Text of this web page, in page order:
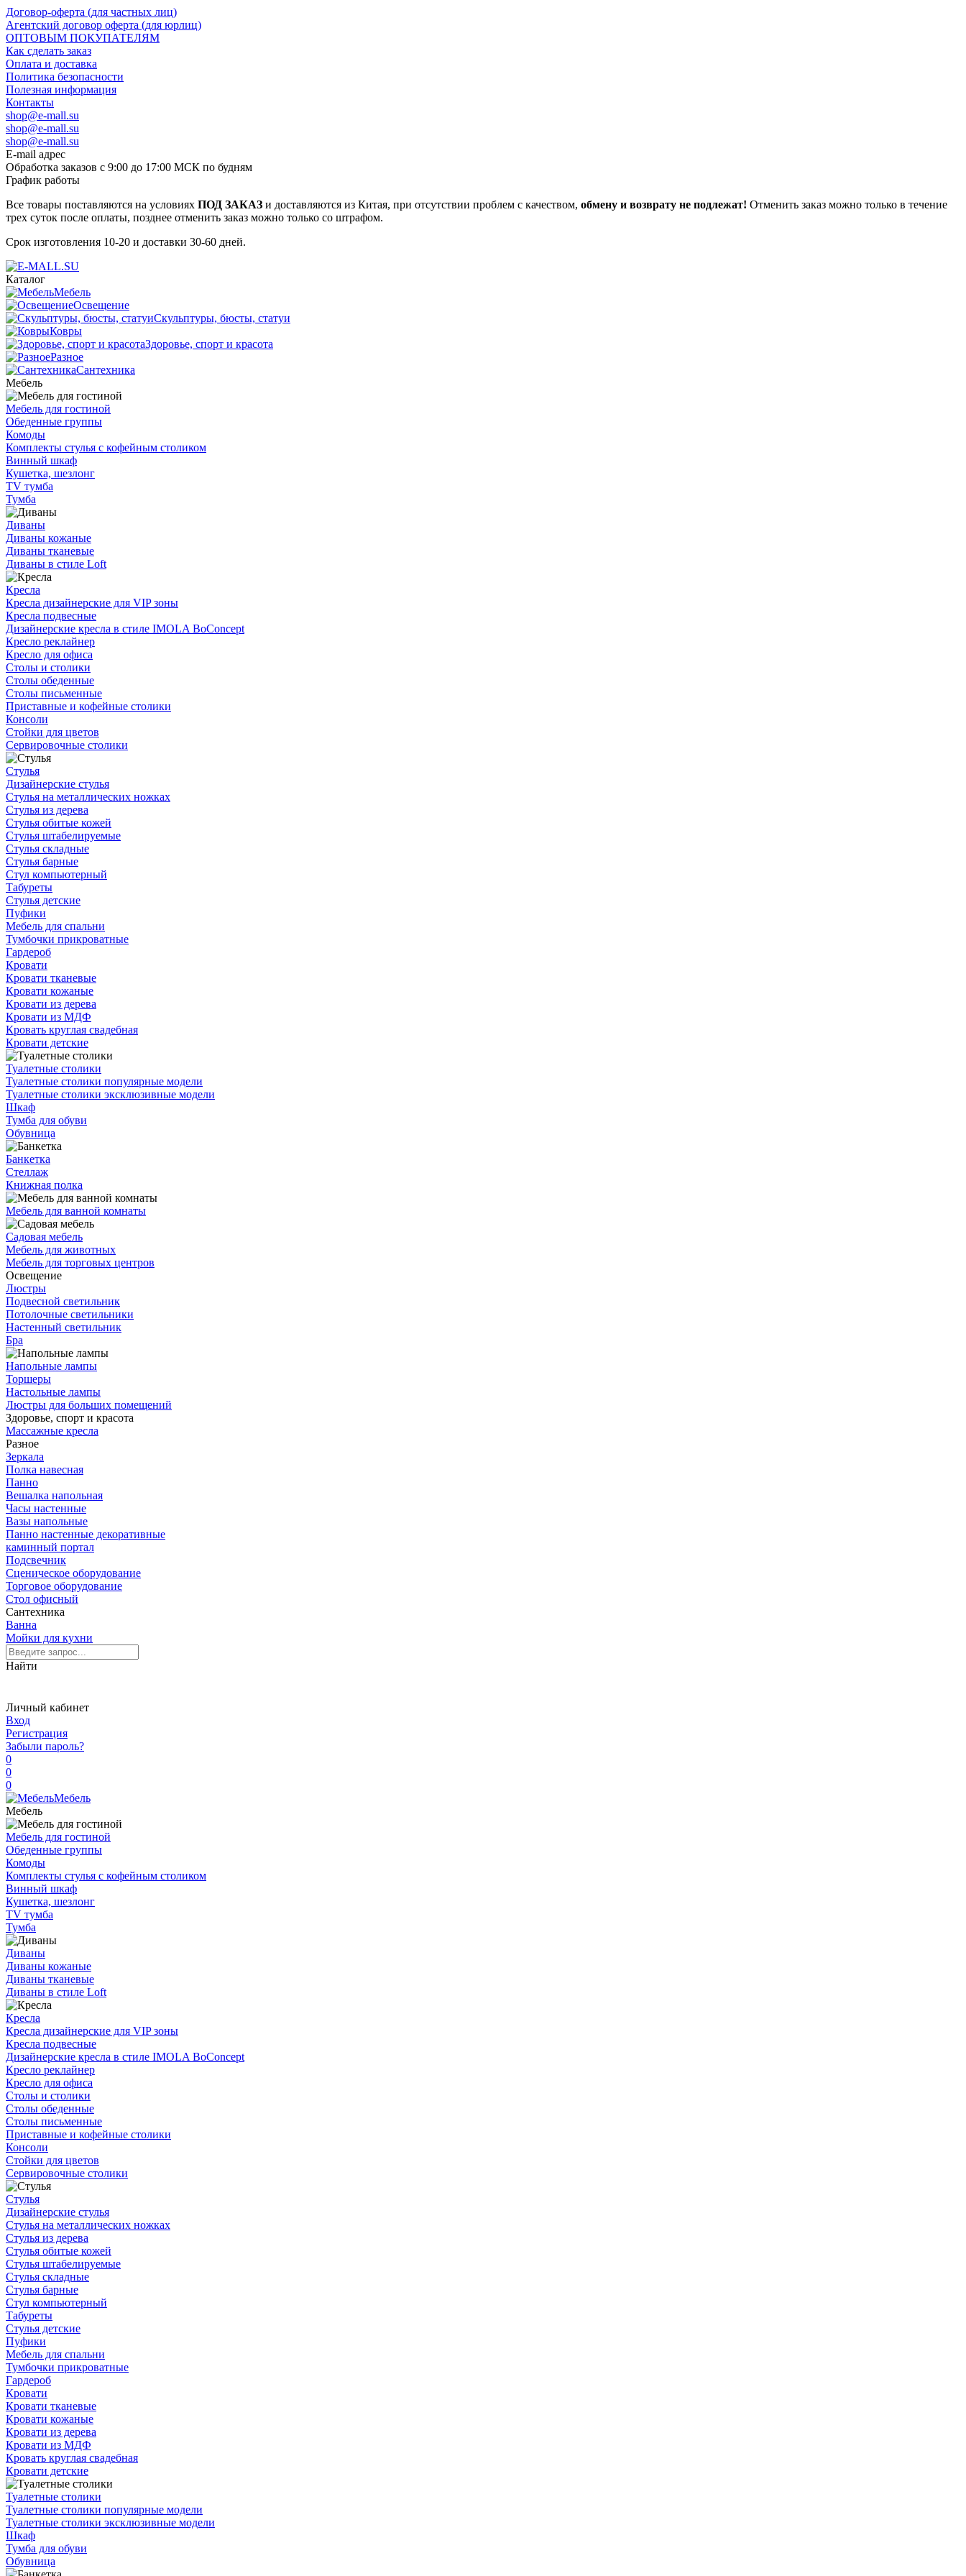
Договор-оферта (для частных лиц)
Агентский договор оферта (для юрлиц)
ОПТОВЫМ ПОКУПАТЕЛЯМ
Как сделать заказ
Оплата и доставка
Политика безопасности
Полезная информация
Контакты
shop@e-mall.su
shop@e-mall.su
shop@e-mall.su
E-mail адрес
Обработка заказов с 9:00 до 17:00 МСК по будням
График работы
Все товары поставляются на условиях ПОД ЗАКАЗ и доставляются из Китая, при отсутствии проблем с качеством, обмену и возврату не подлежат! Отменить заказ можно только в течение
трех суток после оплаты, позднее отменить заказ можно только со штрафом.
Срок изготовления 10-20 и доставки 30-60 дней.
Каталог
Мебель
Освещение
Скульптуры, бюсты, статуи
Ковры
Здоровье, спорт и красота
Разное
Сантехника
Мебель
Мебель для гостиной
Обеденные группы
Комоды
Комплекты стулья с кофейным столиком
Винный шкаф
Кушетка, шезлонг
TV тумба
Тумба
Диваны
Диваны кожаные
Диваны тканевые
Диваны в стиле Loft
Кресла
Кресла дизайнерские для VIP зоны
Кресла подвесные
Дизайнерские кресла в стиле IMOLA BoConcept
Кресло реклайнер
Кресло для офиса
Столы и столики
Столы обеденные
Столы письменные
Приставные и кофейные столики
Консоли
Стойки для цветов
Сервировочные столики
Стулья
Дизайнерские стулья
Стулья на металлических ножках
Стулья из дерева
Стулья обитые кожей
Стулья штабелируемые
Стулья складные
Стулья барные
Стул компьютерный
Табуреты
Стулья детские
Пуфики
Мебель для спальни
Тумбочки прикроватные
Гардероб
Кровати
Кровати тканевые
Кровати кожаные
Кровати из дерева
Кровати из МДФ
Кровать круглая свадебная
Кровати детские
Туалетные столики
Туалетные столики популярные модели
Туалетные столики эксклюзивные модели
Шкаф
Тумба для обуви
Обувница
Банкетка
Стеллаж
Книжная полка
Мебель для ванной комнаты
Садовая мебель
Мебель для животных
Мебель для торговых центров
Освещение
Люстры
Подвесной светильник
Потолочные светильники
Настенный светильник
Бра
Напольные лампы
Торшеры
Настольные лампы
Люстры для больших помещений
Здоровье, спорт и красота
Массажные кресла
Разное
Зеркала
Полка навесная
Панно
Вешалка напольная
Часы настенные
Вазы напольные
Панно настенные декоративные
каминный портал
Подсвечник
Сценическое оборудование
Торговое оборудование
Стол офисный
Сантехника
Ванна
Мойки для кухни
Найти
Личный кабинет
Вход
Регистрация
Забыли пароль?
0
0
0
Мебель
Мебель
Мебель для гостиной
Обеденные группы
Комоды
Комплекты стулья с кофейным столиком
Винный шкаф
Кушетка, шезлонг
TV тумба
Тумба
Диваны
Диваны кожаные
Диваны тканевые
Диваны в стиле Loft
Кресла
Кресла дизайнерские для VIP зоны
Кресла подвесные
Дизайнерские кресла в стиле IMOLA BoConcept
Кресло реклайнер
Кресло для офиса
Столы и столики
Столы обеденные
Столы письменные
Приставные и кофейные столики
Консоли
Стойки для цветов
Сервировочные столики
Стулья
Дизайнерские стулья
Стулья на металлических ножках
Стулья из дерева
Стулья обитые кожей
Стулья штабелируемые
Стулья складные
Стулья барные
Стул компьютерный
Табуреты
Стулья детские
Пуфики
Мебель для спальни
Тумбочки прикроватные
Гардероб
Кровати
Кровати тканевые
Кровати кожаные
Кровати из дерева
Кровати из МДФ
Кровать круглая свадебная
Кровати детские
Туалетные столики
Туалетные столики популярные модели
Туалетные столики эксклюзивные модели
Шкаф
Тумба для обуви
Обувница